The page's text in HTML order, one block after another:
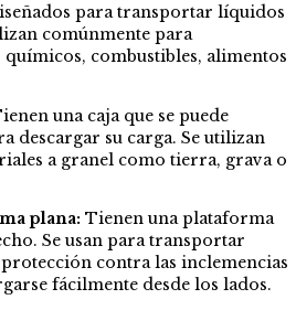
para transportar líquidos
comúnmente para
combustibles, alimentos
una caja que se puede
descargar su carga. Se utilizan
a granel como tierra, grava o
plana: Tienen una plataforma
Se usan para transportar
contra las inclemencias
fácilmente desde los lados.